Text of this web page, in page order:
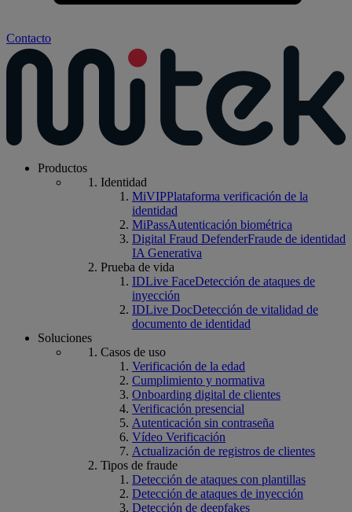
Contacto
Productos
Identidad
MiVIPPlataforma verificación de la
identidad
MiPassAutenticación biométrica
Digital Fraud DefenderFraude de identidad
IA Generativa
Prueba de vida
IDLive FaceDetección de ataques de
inyección
IDLive DocDetección de vitalidad de
documento de identidad
Soluciones
Casos de uso
Verificación de la edad
Cumplimiento y normativa
Onboarding digital de clientes
Verificación presencial
Autenticación sin contraseña
Vídeo Verificación
Actualización de registros de clientes
Tipos de fraude
Detección de ataques con plantillas
Detección de ataques de inyección
Detección de deepfakes